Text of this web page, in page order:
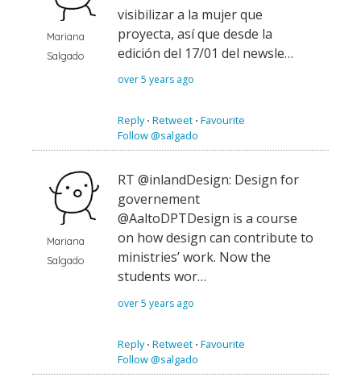
Mariana
Salgado
visibilizar a la mujer que
proyecta, así que desde la
edición del 17/01 del newsle…
over 5 years ago
Reply⋅ Retweet ⋅ Favourite
Follow @salgado
Mariana
Salgado
RT @inlandDesign: Design for
governement
@AaltoDPTDesign is a course
on how design can contribute to
ministries’ work. Now the
students wor…
over 5 years ago
Reply⋅ Retweet ⋅ Favourite
Follow @salgado